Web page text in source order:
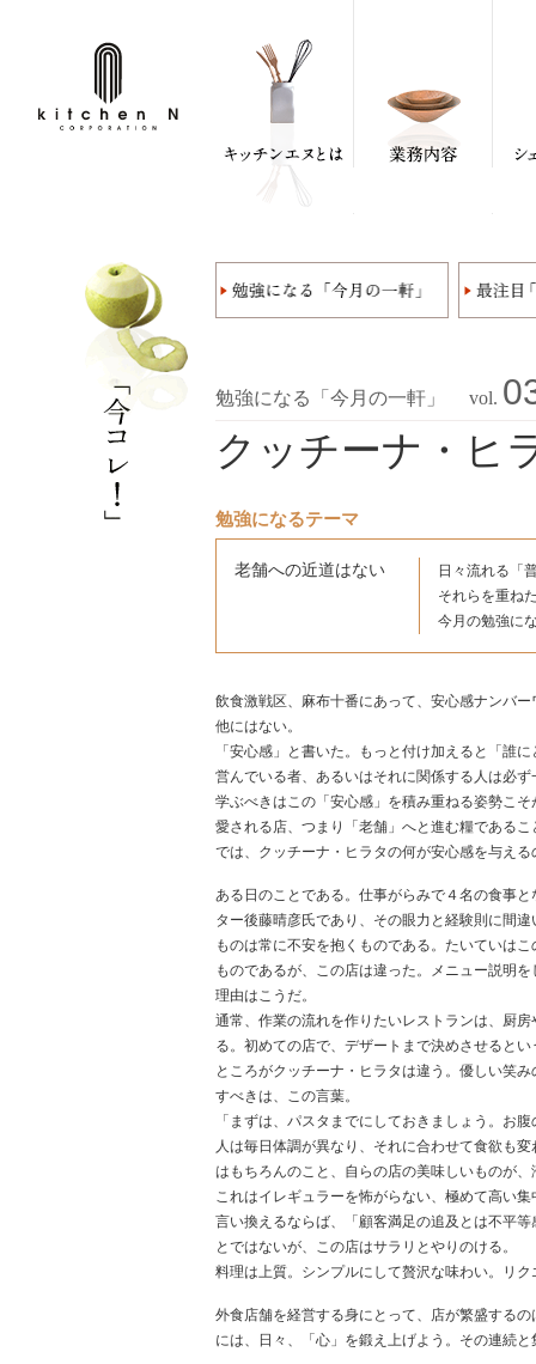
勉強になる「今月の一軒」 vol.
クッチーナ・ヒ
勉強になるテーマ
老舗への近道はない
日々流れる「
それらを重ね
今月の勉強に
飲食激戦区、麻布十番にあって、安心感ナンバ
他にはない。
「安心感」と書いた。もっと付け加えると「誰
営んでいる者、あるいはそれに関係する人は必
学ぶべきはこの「安心感」を積み重ねる姿勢こ
愛される店、つまり「老舗」へと進む糧である
では、クッチーナ・ヒラタの何が安心感を与える
ある日のことである。仕事がらみで４名の食事
ター後藤晴彦氏であり、その眼力と経験則に間
ものは常に不安を抱くものである。たいていは
ものであるが、この店は違った。メニュー説明
理由はこうだ。
通常、作業の流れを作りたいレストランは、厨
る。初めての店で、デザートまで決めさせると
ところがクッチーナ・ヒラタは違う。優しい笑
すべきは、この言葉。
「まずは、パスタまでにしておきましょう。お
人は毎日体調が異なり、それに合わせて食欲も
はもちろんのこと、自らの店の美味しいものが
これはイレギュラーを怖がらない、極めて高い
言い換えるならば、「顧客満足の追及とは不平
とではないが、この店はサラリとやりのける。
料理は上質。シンプルにして贅沢な味わい。リ
外食店舗を経営する身にとって、店が繁盛する
には、日々、「心」を鍛え上げよう。その連続